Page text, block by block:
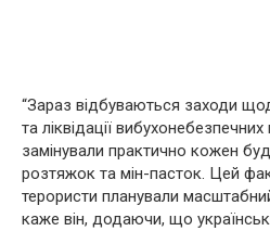
“Зараз відбуваються заходи
та ліквідації
замінували практично кожен
розтяжок та мін-пасток. Цей
терористи планували
каже він, додаючи, що